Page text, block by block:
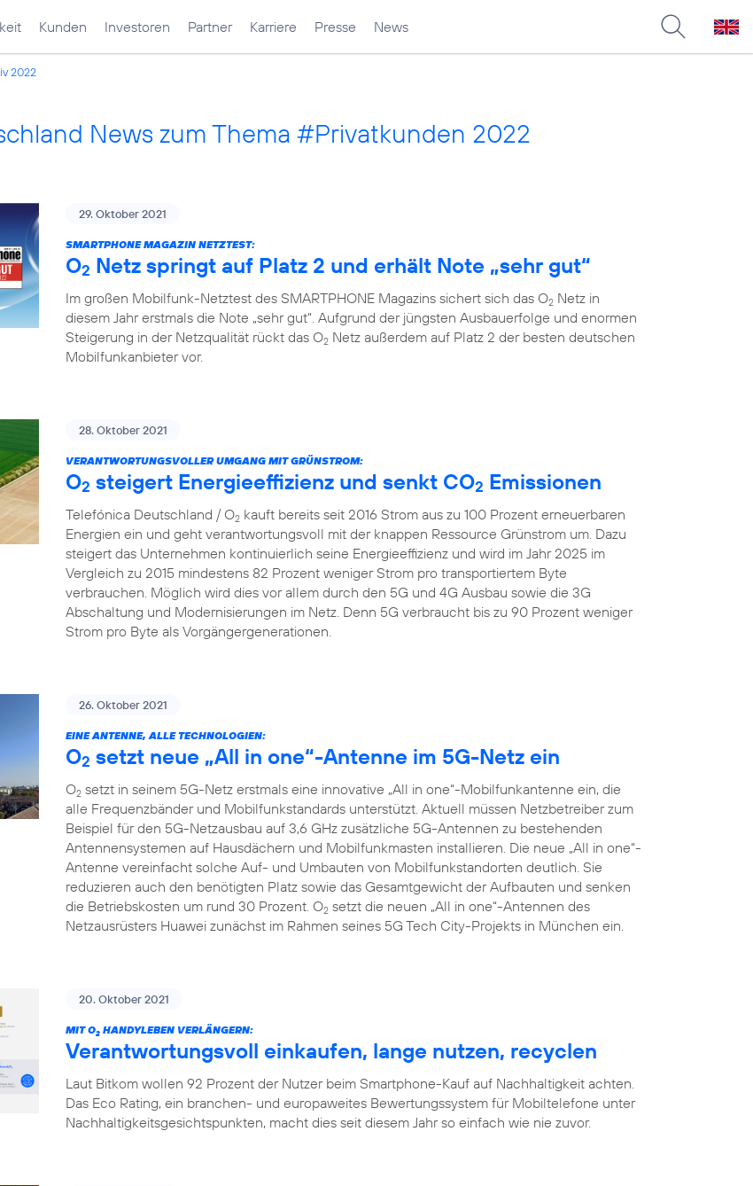
Kunden Investoren Partner Karriere Presse News
2022
News zum Thema #Privatkunden 2022
29. Oktober 2021
SMARTPHONE MAGAZIN NETZTEST:
O2 Netz springt auf Platz 2 und erhält Note „sehr gut“
Im großen Mobilfunk-Netztest des SMARTPHONE Magazins sichert sich das O2 Netz in
diesem Jahr erstmals die Note „sehr gut“. Aufgrund der jüngsten Ausbauerfolge und enormen
Steigerung in der Netzqualität rückt das O2 Netz außerdem auf Platz 2 der besten deutschen
Mobilfunkanbieter vor.
28. Oktober 2021
VERANTWORTUNGSVOLLER UMGANG MIT GRÜNSTROM:
O2 steigert Energieeffizienz und senkt CO2 Emissionen
Telefónica Deutschland / O2 kauft bereits seit 2016 Strom aus zu 100 Prozent erneuerbaren
Energien ein und geht verantwortungsvoll mit der knappen Ressource Grünstrom um. Dazu
steigert das Unternehmen kontinuierlich seine Energieeffizienz und wird im Jahr 2025 im
Vergleich zu 2015 mindestens 82 Prozent weniger Strom pro transportiertem Byte
verbrauchen. Möglich wird dies vor allem durch den 5G und 4G Ausbau sowie die 3G
Abschaltung und Modernisierungen im Netz. Denn 5G verbraucht bis zu 90 Prozent weniger
Strom pro Byte als Vorgängergenerationen.
26. Oktober 2021
EINE ANTENNE, ALLE TECHNOLOGIEN:
O2 setzt neue „All in one“-Antenne im 5G-Netz ein
O2 setzt in seinem 5G-Netz erstmals eine innovative „All in one“-Mobilfunkantenne ein, die
alle Frequenzbänder und Mobilfunkstandards unterstützt. Aktuell müssen Netzbetreiber zum
Beispiel für den 5G-Netzausbau auf 3,6 GHz zusätzliche 5G-Antennen zu bestehenden
Antennensystemen auf Hausdächern und Mobilfunkmasten installieren. Die neue „All in one“-
Antenne vereinfacht solche Auf- und Umbauten von Mobilfunkstandorten deutlich. Sie
reduzieren auch den benötigten Platz sowie das Gesamtgewicht der Aufbauten und senken
die Betriebskosten um rund 30 Prozent. O2 setzt die neuen „All in one“-Antennen des
Netzausrüsters Huawei zunächst im Rahmen seines 5G Tech City-Projekts in München ein.
20. Oktober 2021
MIT O2 HANDYLEBEN VERLÄNGERN:
Verantwortungsvoll einkaufen, lange nutzen, recyclen
Laut Bitkom wollen 92 Prozent der Nutzer beim Smartphone-Kauf auf Nachhaltigkeit achten.
Das Eco Rating, ein branchen- und europaweites Bewertungssystem für Mobiltelefone unter
Nachhaltigkeitsgesichtspunkten, macht dies seit diesem Jahr so einfach wie nie zuvor.